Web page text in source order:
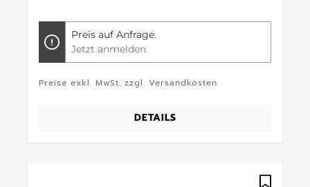
Preis auf Anfrage.
Jetzt anmelden
Preise exkl. MwSt. zzgl. Versandkosten
DETAILS